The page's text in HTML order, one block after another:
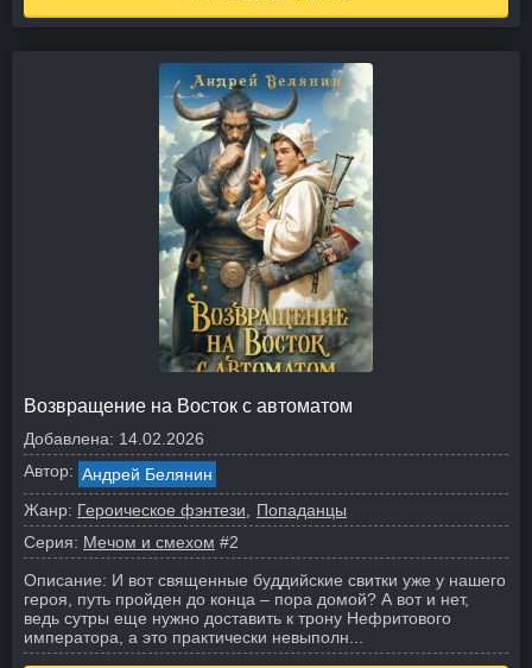
Возвращение на Восток с автоматом
Добавлена: 14.02.2026
Автор: Андрей Белянин
Жанр: Героическое фэнтези
Попаданцы
Серия: Мечом и смехом #2
Описание: И вот священные буддийские свитки уже у нашего
героя, путь пройден до конца – пора домой? А вот и нет,
ведь сутры еще нужно доставить к трону Нефритового
императора, а это практически невыполн...